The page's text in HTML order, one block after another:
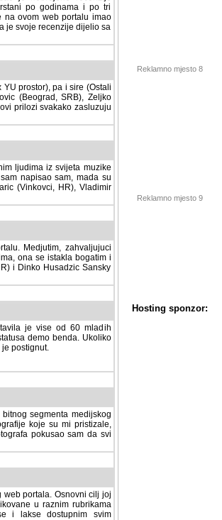
i po tri osnovne
portalu imao svoju rubriku.
dijelio sa svima vama,
prostor), pa i sire (Ostali
SRB), Zeljko Milovic
svakako zasluzuju da se
ljudima iz svijeta muzike
napisao sam, mada su
(Vinkovci, HR), Vladimir
Medjutim, zahvaljujuci veliki
ona se istakla bogatim i
i Dinko Husadzic Sansky
je vise od 60 mladih
demo benda. Ukoliko im
segmenta medijskog
koje su mi pristizale,
pokusao sam da svi
portala. Osnovni cilj joj
u raznim rubrikama
i lakse dostupnim svim